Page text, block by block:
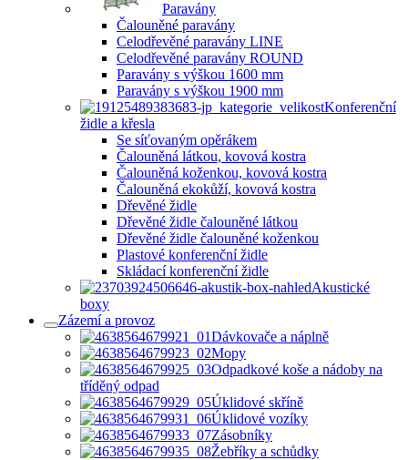
Paravány
Čalouněné paravány
Celodřevěné paravány LINE
Celodřevěné paravány ROUND
Paravány s výškou 1600 mm
Paravány s výškou 1900 mm
Konferenční
židle a křesla
Se síťovaným opěrákem
Čalouněná látkou, kovová kostra
Čalouněná koženkou, kovová kostra
Čalouněná ekokůží, kovová kostra
Dřevěné židle
Dřevěné židle čalouněné látkou
Dřevěné židle čalouněné koženkou
Plastové konferenční židle
Skládací konferenční židle
Akustické
boxy
Zázemí a provoz
Dávkovače a náplně
Mopy
Odpadkové koše a nádoby na
tříděný odpad
Úklidové skříně
Úklidové vozíky
Zásobníky
Žebříky a schůdky